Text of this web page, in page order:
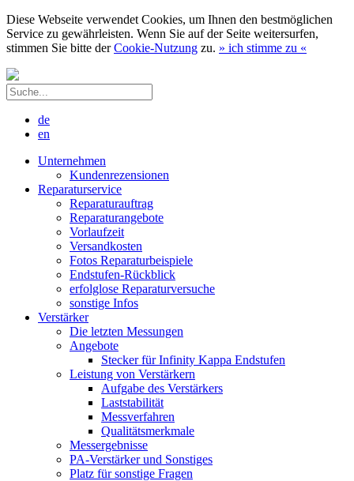
Diese Webseite verwendet Cookies, um Ihnen den bestmöglichen
Service zu gewährleisten. Wenn Sie auf der Seite weitersurfen,
stimmen Sie bitte derCookie-Nutzung zu. » ich stimme zu «
de
en
Unternehmen
Kundenrezensionen
Reparaturservice
Reparaturauftrag
Reparaturangebote
Vorlaufzeit
Versandkosten
Fotos Reparaturbeispiele
Endstufen-Rückblick
erfolglose Reparaturversuche
sonstige Infos
Verstärker
Die letzten Messungen
Angebote
Stecker für Infinity Kappa Endstufen
Leistung von Verstärkern
Aufgabe des Verstärkers
Laststabilität
Messverfahren
Qualitätsmerkmale
Messergebnisse
PA-Verstärker und Sonstiges
Platz für sonstige Fragen